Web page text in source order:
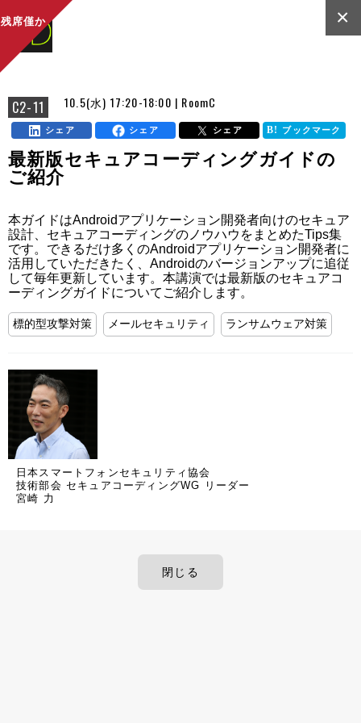
C2-11 10.5(水) 17:20-18:00 | RoomC
×
シェア シェア シェア ブックマーク
残席僅か
最新版セキュアコーディングガイドの
ご紹介
本ガイドはAndroidアプリケーション開発者向けのセキュア
設計、セキュアコーディングのノウハウをまとめたTips集
です。できるだけ多くのAndroidアプリケーション開発者に
活用していただきたく、Androidのバージョンアップに追従
して毎年更新しています。本講演では最新版のセキュアコ
ーディングガイドについてご紹介します。
標的型攻撃対策 メールセキュリティ ランサムウェア対策
日本スマートフォンセキュリティ協会
技術部会 セキュアコーディングWG リーダー
宮崎 力
閉じる